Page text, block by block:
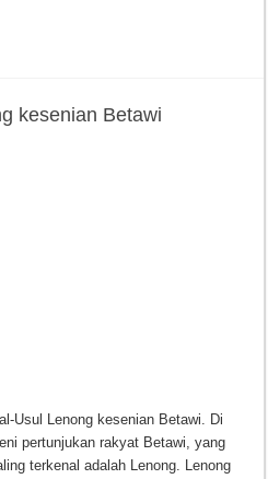
kesenian Betawi
Usul Lenong kesenian Betawi. Di
pertunjukan rakyat Betawi, yang
terkenal adalah Lenong. Lenong